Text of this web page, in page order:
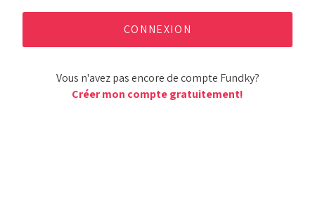
Vous n'avez pas encore de compte Fundky?
Créer mon compte gratuitement!